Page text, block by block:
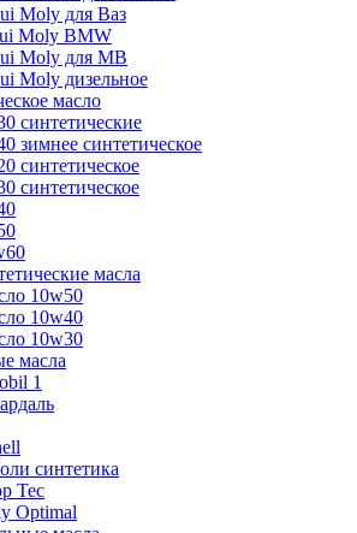
Moly для Ваз
Moly BMW
Moly для MB
Moly дизельное
масло
синтетические
зимнее синтетическое
синтетическое
синтетическое
масла
10w50
10w40
10w30
масла
1
синтетика
Tec
Optimal